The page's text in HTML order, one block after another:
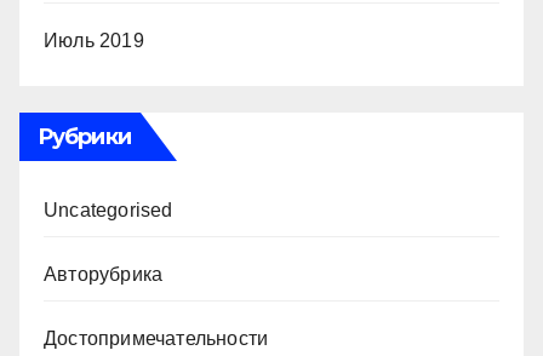
Июль 2019
Рубрики
Uncategorised
Авторубрика
Достопримечательности